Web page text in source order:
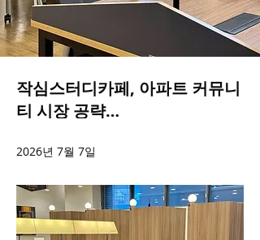
작심스터디카페, 아파트 커뮤니
티 시장 공략…
2026년 7월 7일